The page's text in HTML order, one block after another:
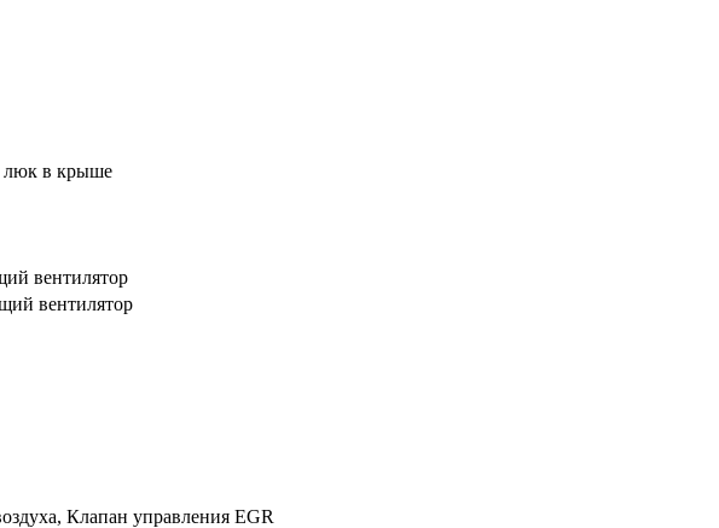
люк в крыше
вентилятор
вентилятор
Клапан управления EGR